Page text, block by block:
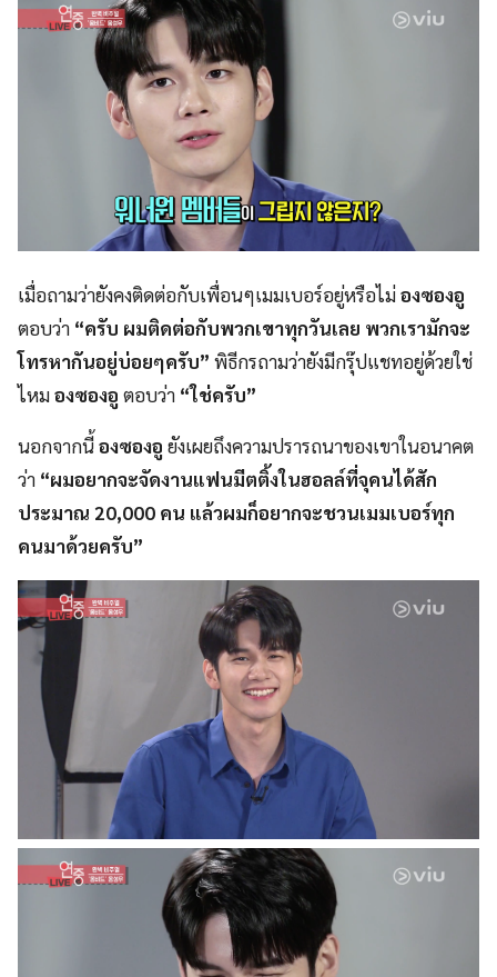
เมื่อถามว่ายังคงติดต่อกับเพื่อนๆเมมเบอร์อยู่หรือไม่องซองอู
ตอบว่า “ครับ ผมติดต่อกับพวกเขาทุกวันเลย พวกเรามักจะ
โทรหากันอยู่บ่อยๆครับ” พิธีกรถามว่ายังมีกรุ๊ปแชทอยู่ด้วยใช่
ไหมองซองอู ตอบว่า “ใช่ครับ”
นอกจากนี้องซองอู ยังเผยถึงความปรารถนาของเขาในอนาคต
ว่า “ผมอยากจะจัดงานแฟนมีตติ้งในฮอลล์ที่จุคนได้สัก
ประมาณ 20,000 คน แล้วผมก็อยากจะชวนเมมเบอร์ทุก
คนมาด้วยครับ”